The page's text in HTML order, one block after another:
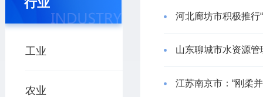
工业
农业
河北廊坊市积极推行
山东聊城市水资源
江苏南京市：“刚柔